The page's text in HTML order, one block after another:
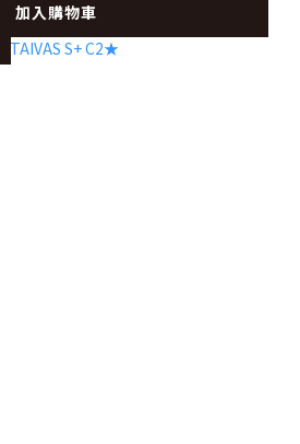
加入購物車